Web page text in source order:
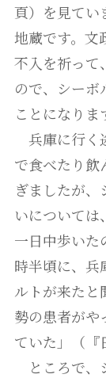
頁）を見てい
地蔵です。文
不入を祈って
ので、シーボ
ことになりま
兵庫に行く
で食べたり飲
ぎましたが
いについては
一日中歩いた
時半頃に、兵
ルトが来たと
勢の患者がや
ていた」（『
ところで、